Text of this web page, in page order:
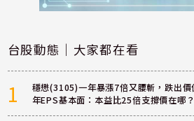
台股動態｜大家都在看
1
穩懋(3105)一年暴漲7倍又腰斬，跌出
年EPS基本面：本益比25倍支撐價在哪？